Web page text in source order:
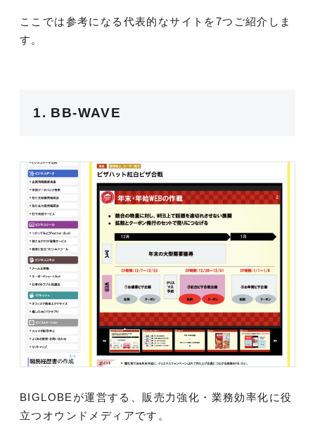
ここでは参考になる代表的なサイトを7つご紹介しま
す。
1. BB-WAVE
BIGLOBEが運営する、販売力強化・業務効率化に役
立つオウンドメディアです。